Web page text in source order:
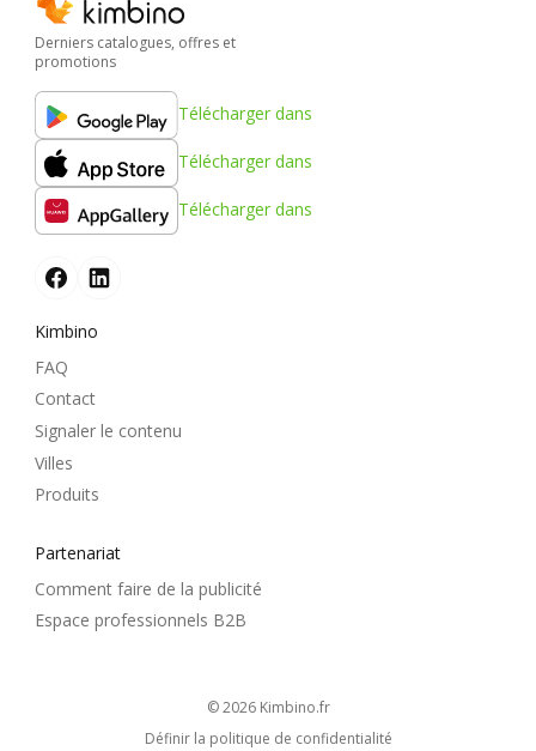
Derniers catalogues, offres et
promotions
Télécharger dans
Télécharger dans
Télécharger dans
Kimbino
FAQ
Contact
Signaler le contenu
Villes
Produits
Partenariat
Comment faire de la publicité
Espace professionnels B2B
© 2026 kimbino.fr
Définir la politique de confidentialité